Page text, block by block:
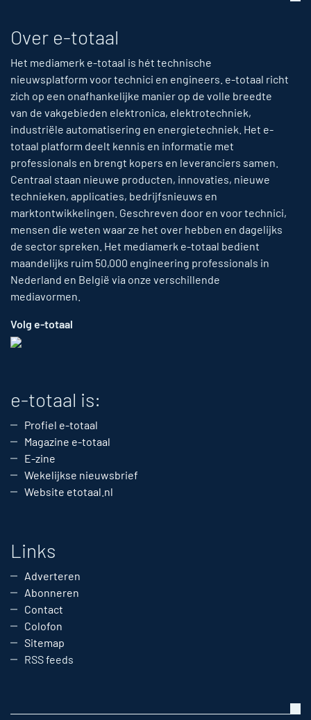
Over e-totaal
Het mediamerk e-totaal is hét technische
nieuwsplatform voor technici en engineers. e-totaal richt
zich op een onafhankelijke manier op de volle breedte
van de vakgebieden elektronica, elektrotechniek,
industriële automatisering en energietechniek. Het e-
totaal platform deelt kennis en informatie met
professionals en brengt kopers en leveranciers samen.
Centraal staan nieuwe producten, innovaties, nieuwe
technieken, applicaties, bedrijfsnieuws en
marktontwikkelingen. Geschreven door en voor technici,
mensen die weten waar ze het over hebben en dagelijks
de sector spreken. Het mediamerk e-totaal bedient
maandelijks ruim 50,000 engineering professionals in
Nederland en België via onze verschillende
mediavormen.
Volg e-totaal
e-totaal is:
Profiel e-totaal
Magazine e-totaal
E-zine
Wekelijkse nieuwsbrief
Website etotaal.nl
Links
Adverteren
Abonneren
Contact
Colofon
Sitemap
RSS feeds